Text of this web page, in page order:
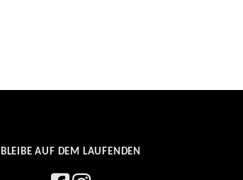
BLEIBE AUF DEM LAUFENDEN